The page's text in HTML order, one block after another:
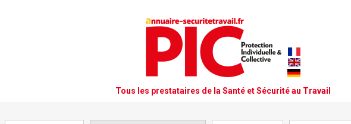
Tous les prestataires de la Santé et Sécurité au Travail